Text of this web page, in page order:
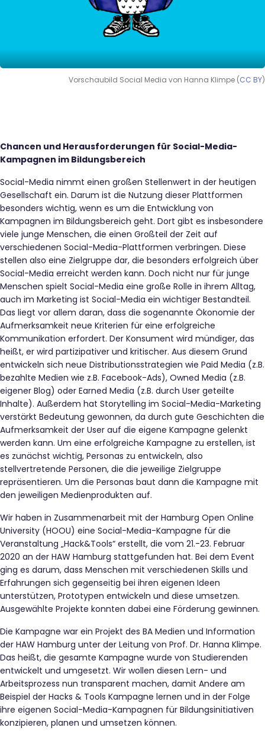
Vorschaubild Social Media von Hanna Klimpe (CC BY)
Chancen und Herausforderungen für Social-Media-
Kampagnen im Bildungsbereich
Social-Media nimmt einen großen Stellenwert in der heutigen
Gesellschaft ein. Darum ist die Nutzung dieser Plattformen
besonders wichtig, wenn es um die Entwicklung von
Kampagnen im Bildungsbereich geht. Dort gibt es insbesondere
viele junge Menschen, die einen Großteil der Zeit auf
verschiedenen Social-Media-Plattformen verbringen. Diese
stellen also eine Zielgruppe dar, die besonders erfolgreich über
Social-Media erreicht werden kann. Doch nicht nur für junge
Menschen spielt Social-Media eine große Rolle in ihrem Alltag,
auch im Marketing ist Social-Media ein wichtiger Bestandteil.
Das liegt vor allem daran, dass die sogenannte Ökonomie der
Aufmerksamkeit neue Kriterien für eine erfolgreiche
Kommunikation erfordert. Der Konsument wird mündiger, das
heißt, er wird partizipativer und kritischer. Aus diesem Grund
entwickeln sich neue Distributionsstrategien wie Paid Media (z.B.
bezahlte Medien wie z.B. Facebook-Ads), Owned Media (z.B.
eigener Blog) oder Earned Media (z.B. durch User geteilte
Inhalte). Außerdem hat Storytelling im Social-Media-Marketing
verstärkt Bedeutung gewonnen, da durch gute Geschichten die
Aufmerksamkeit der User auf die eigene Kampagne gelenkt
werden kann. Um eine erfolgreiche Kampagne zu erstellen, ist
es zunächst wichtig, Personas zu entwickeln, also
stellvertretende Personen, die die jeweilige Zielgruppe
repräsentieren. Um die Personas baut dann die Kampagne mit
den jeweiligen Medienprodukten auf.
Wir haben in Zusammenarbeit mit der Hamburg Open Online
University (HOOU) eine Social-Media-Kampagne für die
Veranstaltung „Hack&Tools“ erstellt, die vom 21.-23. Februar
2020 an der HAW Hamburg stattgefunden hat. Bei dem Event
ging es darum, dass Menschen mit verschiedenen Skills und
Erfahrungen sich gegenseitig bei ihren eigenen Ideen
unterstützen, Prototypen entwickeln und diese umsetzen.
Ausgewählte Projekte konnten dabei eine Förderung gewinnen.
Die Kampagne war ein Projekt des BA Medien und Information
der HAW Hamburg unter der Leitung von Prof. Dr. Hanna Klimpe.
Das heißt, die gesamte Kampagne wurde von Studierenden
entwickelt und umgesetzt. Wir wollen diesen Lern- und
Arbeitsprozess nun transparent machen, damit Andere am
Beispiel der Hacks & Tools Kampagne lernen und in der Folge
ihre eigenen Social-Media-Kampagnen für Bildungsinitiativen
konzipieren, planen und umsetzen können.